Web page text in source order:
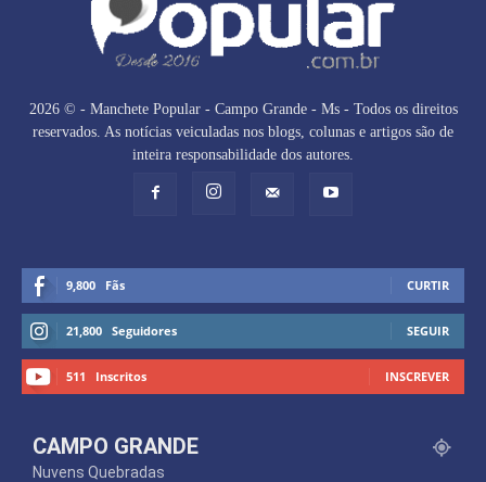
2026 © - Manchete Popular - Campo Grande - Ms - Todos os direitos
reservados. As notícias veiculadas nos blogs, colunas e artigos são de
inteira responsabilidade dos autores.
9,800 Fãs CURTIR
21,800 Seguidores SEGUIR
511 Inscritos INSCREVER
CAMPO GRANDE
Nuvens Quebradas